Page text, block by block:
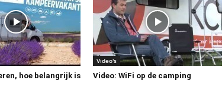
hoe belangrijk is
Video's
Video: WiFi op de camping